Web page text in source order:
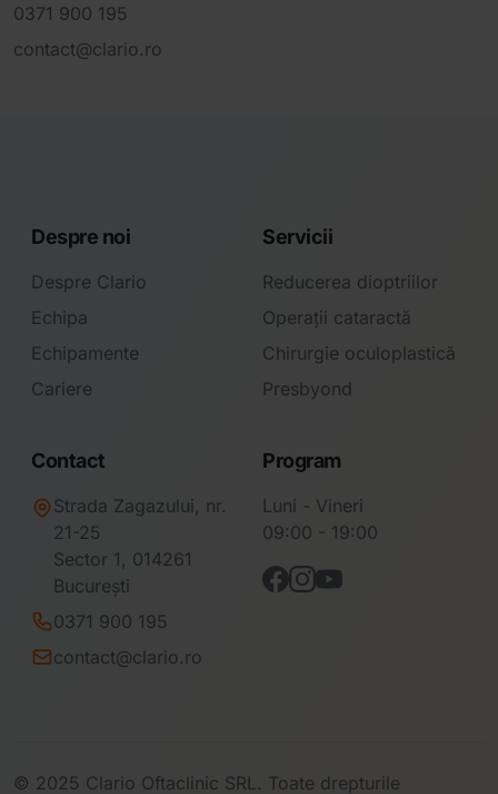
0371 900 195
contact@clario.ro
Despre noi
Despre Clario
Echipa
Echipamente
Cariere
Servicii
Reducerea dioptriilor
Operații cataractă
Chirurgie oculoplastică
Presbyond
Contact
Strada Zagazului, nr.
21-25
Sector 1, 014261
București
0371 900 195
contact@clario.ro
Program
Luni - Vineri
09:00 - 19:00
© 2025 Clario Oftaclinic SRL. Toate drepturile